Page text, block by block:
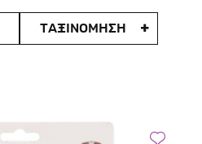
ΤΑΞΙΝOΜΗΣΗ